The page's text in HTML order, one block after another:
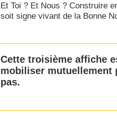
Et Toi ? Et Nous ? Construire
soit signe vivant de la Bonne
Cette troisième affiche
mobiliser mutuellement
pas.